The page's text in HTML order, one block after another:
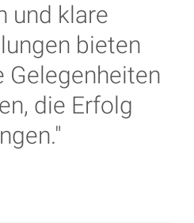
und klare
bieten
Gelegenheiten
die Erfolg